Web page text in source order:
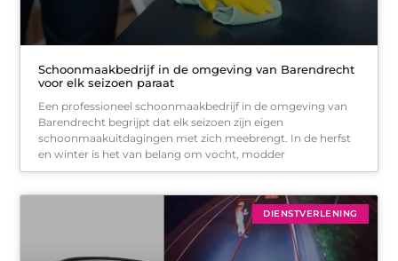
Schoonmaakbedrijf in de omgeving van Barendrecht
voor elk seizoen paraat
Een professioneel schoonmaakbedrijf in de omgeving van
Barendrecht begrijpt dat elk seizoen zijn eigen
schoonmaakuitdagingen met zich meebrengt. In de herfst
en winter is het van belang om vocht, modder
DIENSTVERLENING